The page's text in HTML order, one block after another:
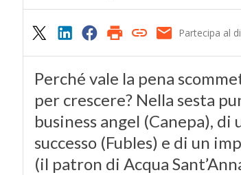
Partecipa al
Perché vale la pena
per crescere? Nella sesta
business angel (Canepa),
successo (Fubles) e di un
(il patron di Acqua